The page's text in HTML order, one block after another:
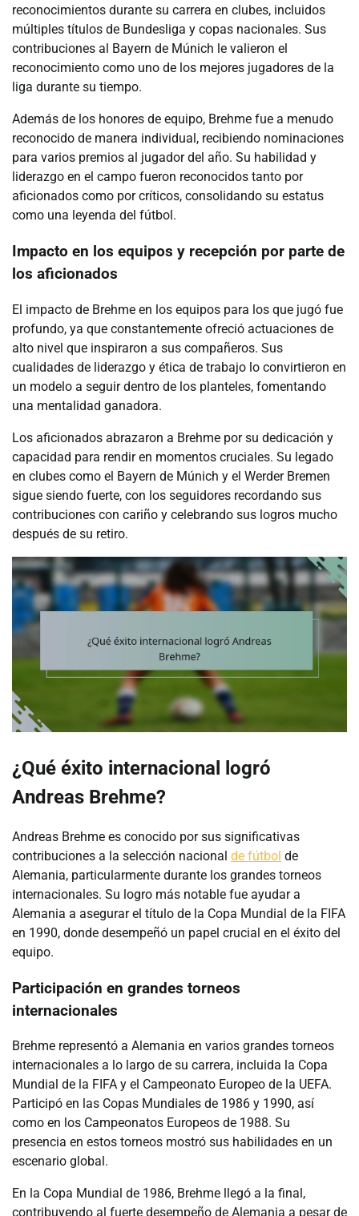
reconocimientos durante su carrera en clubes, incluidos
múltiples títulos de Bundesliga y copas nacionales. Sus
contribuciones al Bayern de Múnich le valieron el
reconocimiento como uno de los mejores jugadores de la
liga durante su tiempo.
Además de los honores de equipo, Brehme fue a menudo
reconocido de manera individual, recibiendo nominaciones
para varios premios al jugador del año. Su habilidad y
liderazgo en el campo fueron reconocidos tanto por
aficionados como por críticos, consolidando su estatus
como una leyenda del fútbol.
Impacto en los equipos y recepción por parte de
los aficionados
El impacto de Brehme en los equipos para los que jugó fue
profundo, ya que constantemente ofreció actuaciones de
alto nivel que inspiraron a sus compañeros. Sus
cualidades de liderazgo y ética de trabajo lo convirtieron en
un modelo a seguir dentro de los planteles, fomentando
una mentalidad ganadora.
Los aficionados abrazaron a Brehme por su dedicación y
capacidad para rendir en momentos cruciales. Su legado
en clubes como el Bayern de Múnich y el Werder Bremen
sigue siendo fuerte, con los seguidores recordando sus
contribuciones con cariño y celebrando sus logros mucho
después de su retiro.
¿Qué éxito internacional logró
Andreas Brehme?
Andreas Brehme es conocido por sus significativas
contribuciones a la selección nacional de fútbol de
Alemania, particularmente durante los grandes torneos
internacionales. Su logro más notable fue ayudar a
Alemania a asegurar el título de la Copa Mundial de la FIFA
en 1990, donde desempeñó un papel crucial en el éxito del
equipo.
Participación en grandes torneos
internacionales
Brehme representó a Alemania en varios grandes torneos
internacionales a lo largo de su carrera, incluida la Copa
Mundial de la FIFA y el Campeonato Europeo de la UEFA.
Participó en las Copas Mundiales de 1986 y 1990, así
como en los Campeonatos Europeos de 1988. Su
presencia en estos torneos mostró sus habilidades en un
escenario global.
En la Copa Mundial de 1986, Brehme llegó a la final,
contribuyendo al fuerte desempeño de Alemania a pesar de